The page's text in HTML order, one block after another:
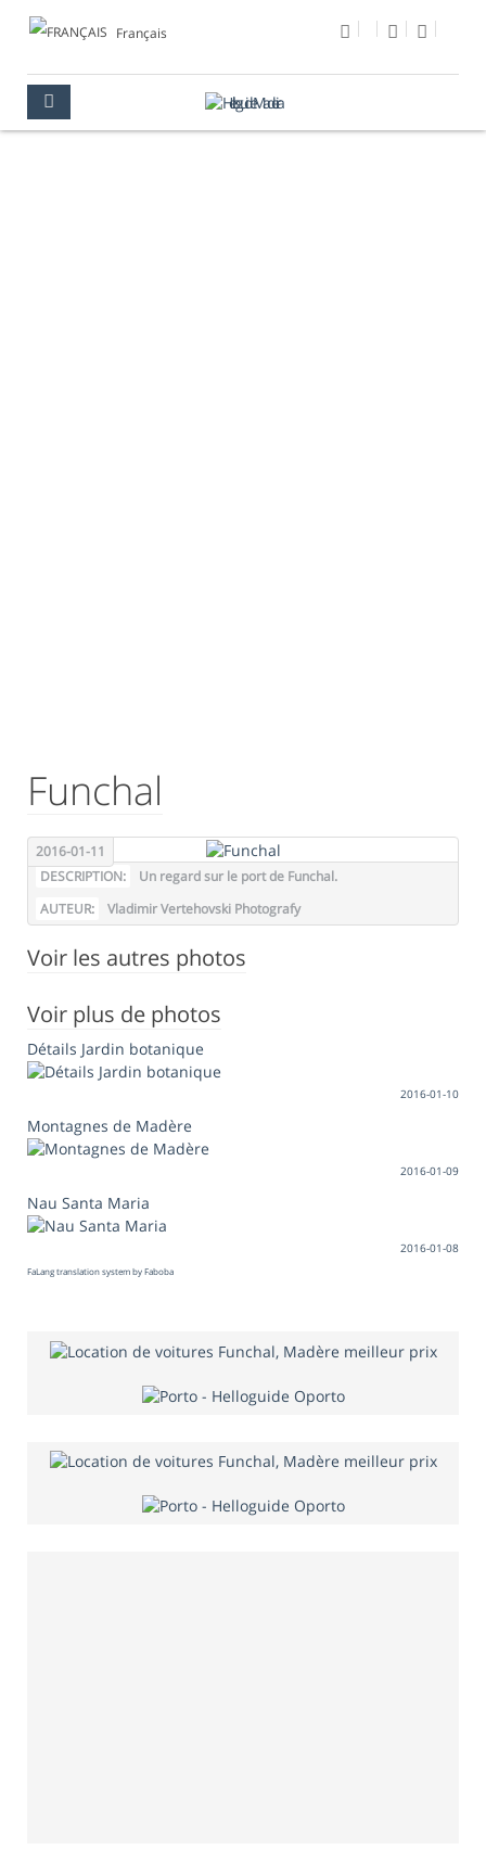
Français
Funchal
2016-01-11
DESCRIPTION:
Un regard sur le port de Funchal.
AUTEUR:
Vladimir Vertehovski Photografy
Voir les autres photos
Voir plus de photos
Détails Jardin botanique
2016-01-10
Montagnes de Madère
2016-01-09
Nau Santa Maria
2016-01-08
FaLang translation system by Faboba